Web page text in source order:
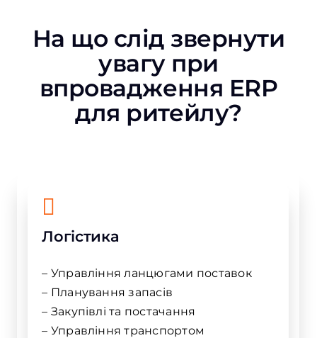
На що слід звернути
увагу при
впровадження ERP
для ритейлу?
Логістика
– Управління ланцюгами поставок
– Планування запасів
– Закупівлі та постачання
– Управління транспортом